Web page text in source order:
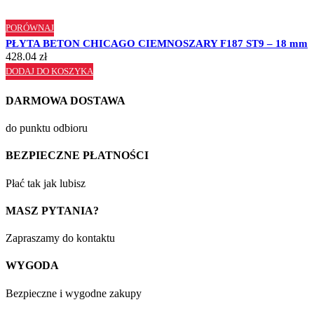
PORÓWNAJ
PŁYTA BETON CHICAGO CIEMNOSZARY F187 ST9 – 18 mm
428.04 zł
DODAJ DO KOSZYKA
DARMOWA DOSTAWA
do punktu odbioru
BEZPIECZNE PŁATNOŚCI
Płać tak jak lubisz
MASZ PYTANIA?
Zapraszamy do kontaktu
WYGODA
Bezpieczne i wygodne zakupy